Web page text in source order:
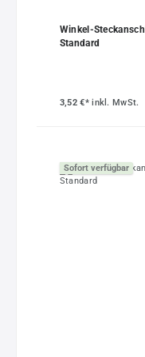
Winkel-
Standard
3,52 €*inkl. MwSt.
Sofort verfügbar